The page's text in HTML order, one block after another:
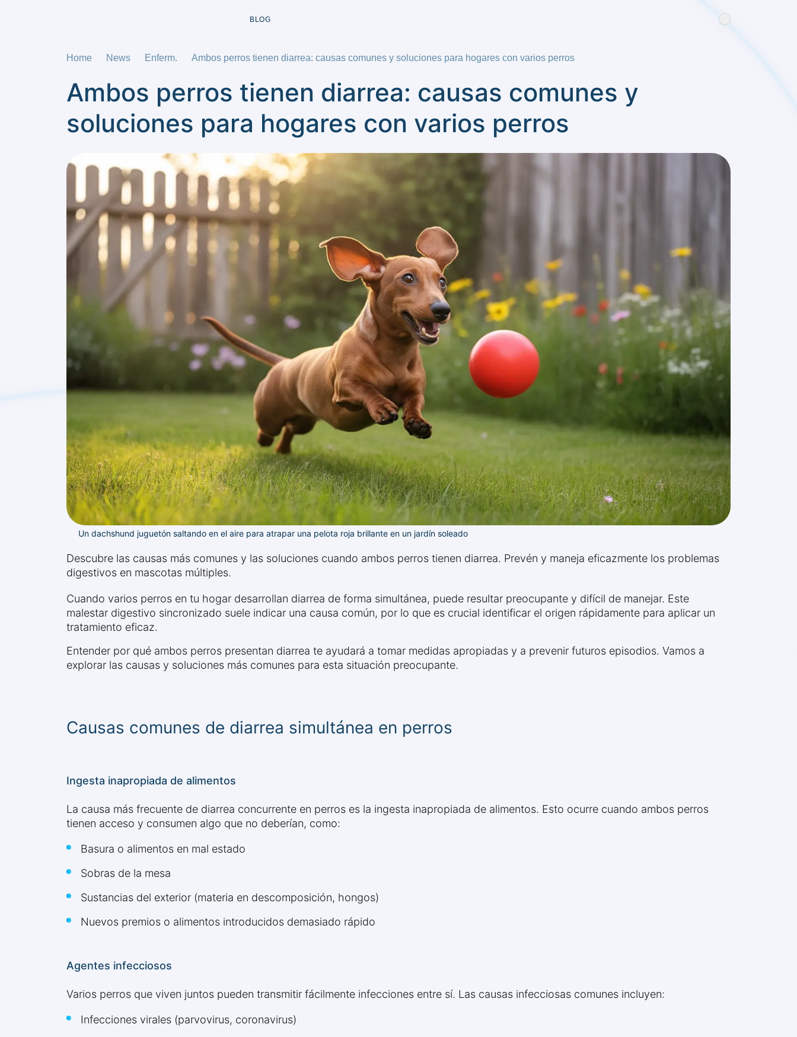
BLOG
Home News Enferm. Ambos perros tienen diarrea: causas comunes y soluciones para hogares con varios perros
Ambos perros tienen diarrea: causas comunes y
soluciones para hogares con varios perros
Un dachshund juguetón saltando en el aire para atrapar una pelota roja brillante en un jardín soleado
Descubre las causas más comunes y las soluciones cuando ambos perros tienen diarrea. Prevén y maneja eficazmente los problemas
digestivos en mascotas múltiples.
Cuando varios perros en tu hogar desarrollan diarrea de forma simultánea, puede resultar preocupante y difícil de manejar. Este
malestar digestivo sincronizado suele indicar una causa común, por lo que es crucial identificar el origen rápidamente para aplicar un
tratamiento eficaz.
Entender por qué ambos perros presentan diarrea te ayudará a tomar medidas apropiadas y a prevenir futuros episodios. Vamos a
explorar las causas y soluciones más comunes para esta situación preocupante.
Causas comunes de diarrea simultánea en perros
Ingesta inapropiada de alimentos
La causa más frecuente de diarrea concurrente en perros es la ingesta inapropiada de alimentos. Esto ocurre cuando ambos perros
tienen acceso y consumen algo que no deberían, como:
Basura o alimentos en mal estado
Sobras de la mesa
Sustancias del exterior (materia en descomposición, hongos)
Nuevos premios o alimentos introducidos demasiado rápido
Agentes infecciosos
Varios perros que viven juntos pueden transmitir fácilmente infecciones entre sí. Las causas infecciosas comunes incluyen:
Infecciones virales (parvovirus, coronavirus)